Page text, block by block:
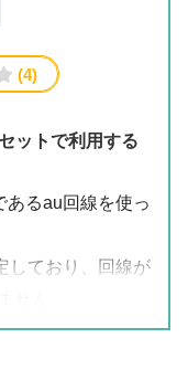
(4)
ットで利用する
あるau回線を使っ
しており、回線が
せん。
の魅力は、JCOM